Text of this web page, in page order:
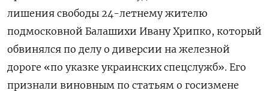
лишения свободы 24-летнему жителю
подмосковной Балашихи Ивану Хрипко, который
обвинялся по делу о диверсии на железной
дороге «по указке украинских спецслужб». Его
признали виновным по статьям о госизмене